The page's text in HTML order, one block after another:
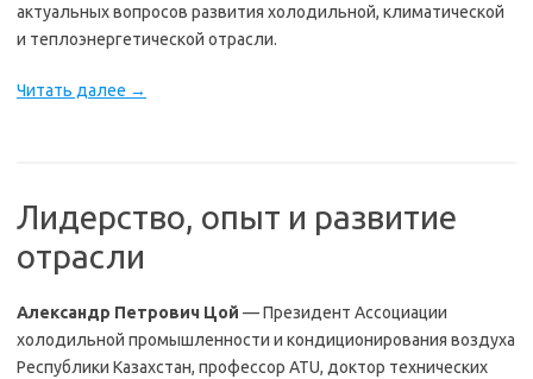
актуальных вопросов развития холодильной, климатической
и теплоэнергетической отрасли.
Читать далее →
Лидерство, опыт и развитие
отрасли
Александр Петрович Цой — Президент Ассоциации
холодильной промышленности и кондиционирования воздуха
Республики Казахстан, профессор ATU, доктор технических